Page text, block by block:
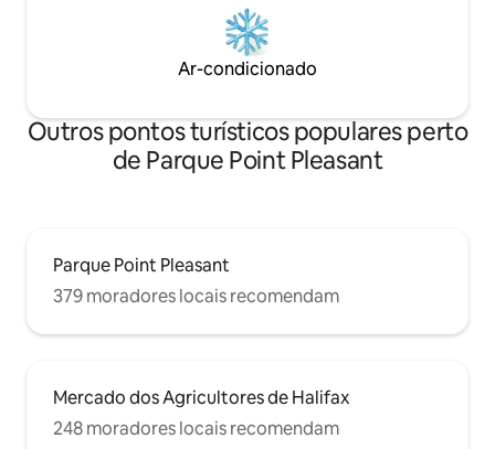
Ar-condicionado
Outros pontos turísticos populares perto
de Parque Point Pleasant
Parque Point Pleasant
379 moradores locais recomendam
Mercado dos Agricultores de Halifax
248 moradores locais recomendam